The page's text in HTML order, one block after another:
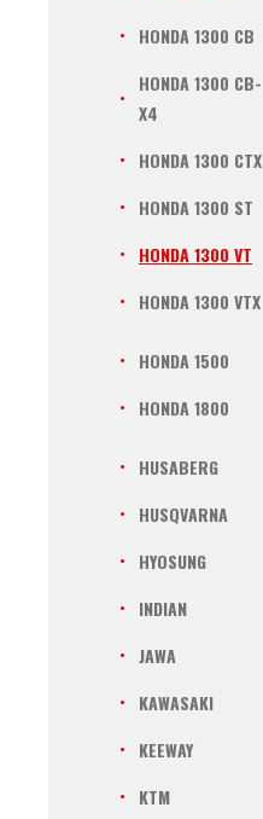
HONDA 1300 CB
HONDA 1300 CB-
X4
HONDA 1300 CTX
HONDA 1300 ST
HONDA 1300 VT
HONDA 1300 VTX
HONDA 1500
HONDA 1800
HUSABERG
HUSQVARNA
HYOSUNG
INDIAN
JAWA
KAWASAKI
KEEWAY
KTM